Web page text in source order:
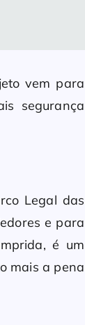
vem para
segurança
Legal das
e para
é um
mais a pena